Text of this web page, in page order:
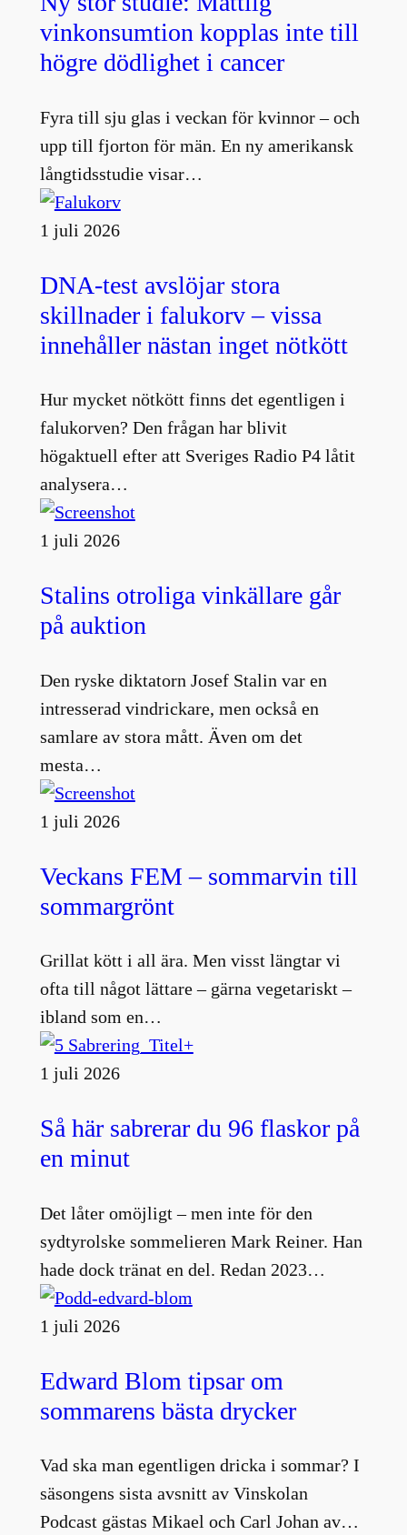
vinkonsumtion kopplas inte till
högre dödlighet i cancer
Fyra till sju glas i veckan för kvinnor – och
upp till fjorton för män. En ny amerikansk
långtidsstudie visar…
1 juli 2026
DNA-test avslöjar stora
skillnader i falukorv – vissa
innehåller nästan inget nötkött
Hur mycket nötkött finns det egentligen i
falukorven? Den frågan har blivit
högaktuell efter att Sveriges Radio P4 låtit
analysera…
1 juli 2026
Stalins otroliga vinkällare går
på auktion
Den ryske diktatorn Josef Stalin var en
intresserad vindrickare, men också en
samlare av stora mått. Även om det
mesta…
1 juli 2026
Veckans FEM – sommarvin till
sommargrönt
Grillat kött i all ära. Men visst längtar vi
ofta till något lättare – gärna vegetariskt –
ibland som en…
1 juli 2026
Så här sabrerar du 96 flaskor på
en minut
Det låter omöjligt – men inte för den
sydtyrolske sommelieren Mark Reiner. Han
hade dock tränat en del. Redan 2023…
1 juli 2026
Edward Blom tipsar om
sommarens bästa drycker
Vad ska man egentligen dricka i sommar? I
säsongens sista avsnitt av Vinskolan
Podcast gästas Mikael och Carl Johan av…